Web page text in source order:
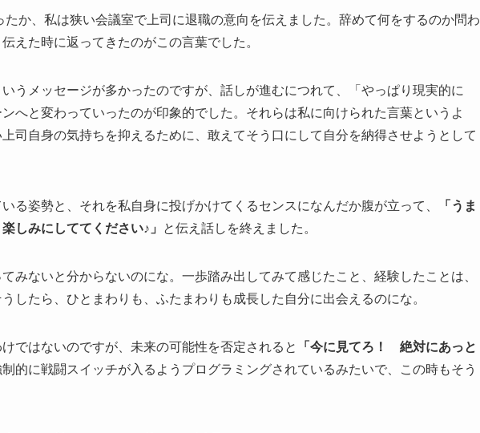
か、私は狭い会議室で上司に退職の意向を伝えました。辞めて何をするのか問わ
えた時に返ってきたのがこの言葉でした。
うメッセージが多かったのですが、話しが進むにつれて、「やっぱり現実的に
へと変わっていったのが印象的でした。それらは私に向けられた言葉というよ
司自身の気持ちを抑えるために、敢えてそう口にして自分を納得させようとして
る姿勢と、それを私自身に投げかけてくるセンスになんだか腹が立って、
「うま
しみにしててください♪」
と伝え話しを終えました。
みないと分からないのにな。一歩踏み出してみて感じたこと、経験したことは、
したら、ひとまわりも、ふたまわりも成長した自分に出会えるのにな。
ではないのですが、未来の可能性を否定されると
「今に見てろ！ 絶対にあっと
制的に戦闘スイッチが入るようプログラミングされているみたいで、この時もそう